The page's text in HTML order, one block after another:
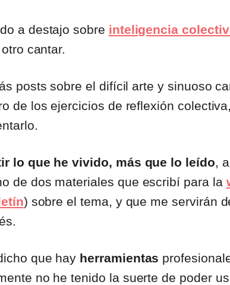
a destajo sobre inteligencia
cantar.
posts sobre el difícil arte y sinuoso
de los ejercicios de reflexión
lo que he vivido, más que lo leído,
de dos materiales que escribí para la
) sobre el tema, y que me servirán
que hay herramientas
no he tenido la suerte de poder